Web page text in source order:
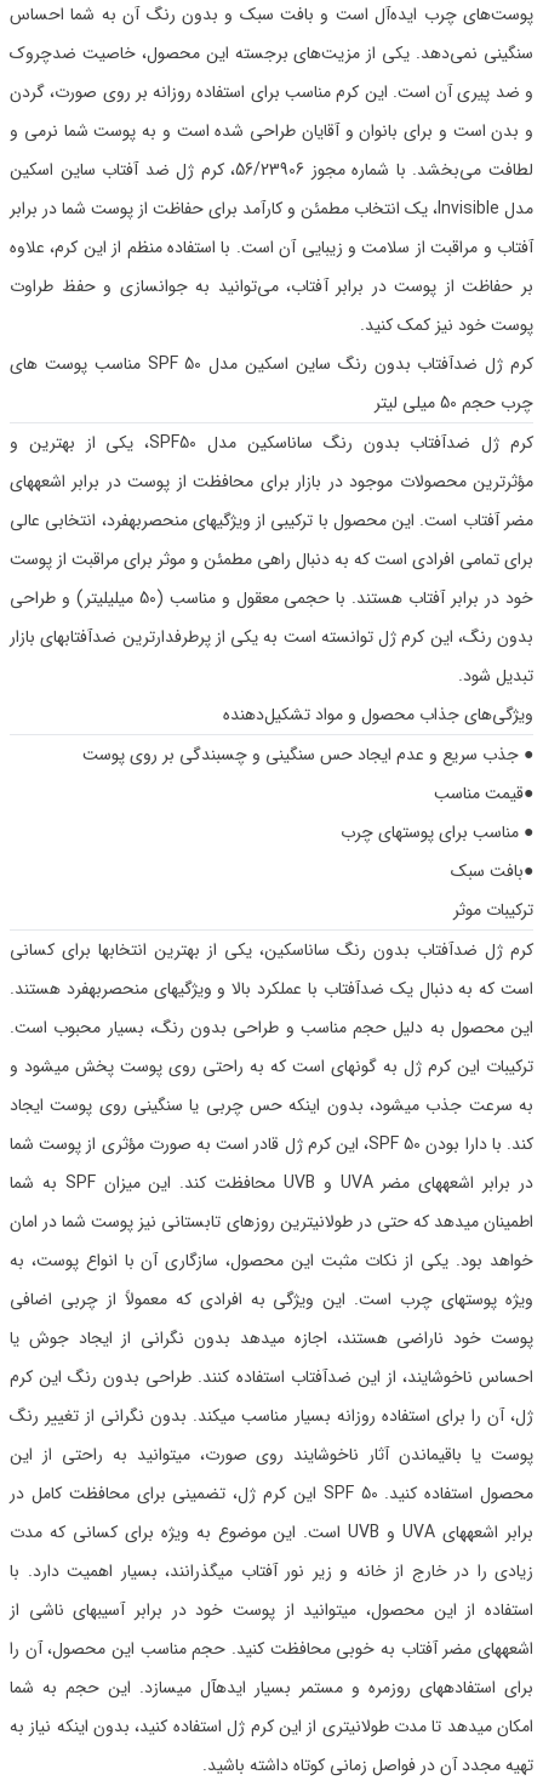
پوست‌های چرب ایده‌آل است و بافت سبک و بدون رنگ آن به شما احساس
سنگینی نمی‌دهد. یکی از مزیت‌های برجسته این محصول، خاصیت ضدچروک
و ضد پیری آن است. این کرم مناسب برای استفاده روزانه بر روی صورت، گردن
و بدن است و برای بانوان و آقایان طراحی شده است و به پوست شما نرمی و
لطافت می‌بخشد. با شماره مجوز 56/23906، کرم ژل ضد آفتاب ساین اسکین
مدل Invisible، یک انتخاب مطمئن و کارآمد برای حفاظت از پوست شما در برابر
آفتاب و مراقبت از سلامت و زیبایی آن است. با استفاده منظم از این کرم، علاوه
بر حفاظت از پوست در برابر آفتاب، می‌توانید به جوانسازی و حفظ طراوت
پوست خود نیز کمک کنید.
کرم ژل ضدآفتاب بدون رنگ ساین اسکین مدل SPF 50 مناسب پوست های
چرب حجم 50 میلی لیتر
کرم ژل ضدآفتاب بدون رنگ ساناسکین مدل SPF50، یکی از بهترین و
مؤثرترین محصولات موجود در بازار برای محافظت از پوست در برابر اشعههای
مضر آفتاب است. این محصول با ترکیبی از ویژگیهای منحصربهفرد، انتخابی عالی
برای تمامی افرادی است که به دنبال راهی مطمئن و موثر برای مراقبت از پوست
خود در برابر آفتاب هستند. با حجمی معقول و مناسب (50 میلیلیتر) و طراحی
بدون رنگ، این کرم ژل توانسته است به یکی از پرطرفدارترین ضدآفتابهای بازار
تبدیل شود.
ویژگی‌های جذاب محصول و مواد تشکیل‌دهنده
● جذب سریع و عدم ایجاد حس سنگینی و چسبندگی بر روی پوست
●قیمت مناسب
● مناسب برای پوستهای چرب
●بافت سبک
ترکیبات موثر
کرم ژل ضدآفتاب بدون رنگ ساناسکین، یکی از بهترین انتخابها برای کسانی
است که به دنبال یک ضدآفتاب با عملکرد بالا و ویژگیهای منحصربهفرد هستند.
این محصول به دلیل حجم مناسب و طراحی بدون رنگ، بسیار محبوب است.
ترکیبات این کرم ژل به گونهای است که به راحتی روی پوست پخش میشود و
به سرعت جذب میشود، بدون اینکه حس چربی یا سنگینی روی پوست ایجاد
کند. با دارا بودن SPF 50، این کرم ژل قادر است به صورت مؤثری از پوست شما
در برابر اشعههای مضر UVA و UVB محافظت کند. این میزان SPF به شما
اطمینان میدهد که حتی در طولانیترین روزهای تابستانی نیز پوست شما در امان
خواهد بود. یکی از نکات مثبت این محصول، سازگاری آن با انواع پوست، به
ویژه پوستهای چرب است. این ویژگی به افرادی که معمولاً از چربی اضافی
پوست خود ناراضی هستند، اجازه میدهد بدون نگرانی از ایجاد جوش یا
احساس ناخوشایند، از این ضدآفتاب استفاده کنند. طراحی بدون رنگ این کرم
ژل، آن را برای استفاده روزانه بسیار مناسب میکند. بدون نگرانی از تغییر رنگ
پوست یا باقیماندن آثار ناخوشایند روی صورت، میتوانید به راحتی از این
محصول استفاده کنید. SPF 50 این کرم ژل، تضمینی برای محافظت کامل در
برابر اشعههای UVA و UVB است. این موضوع به ویژه برای کسانی که مدت
زیادی را در خارج از خانه و زیر نور آفتاب میگذرانند، بسیار اهمیت دارد. با
استفاده از این محصول، میتوانید از پوست خود در برابر آسیبهای ناشی از
اشعههای مضر آفتاب به خوبی محافظت کنید. حجم مناسب این محصول، آن را
برای استفادههای روزمره و مستمر بسیار ایدهآل میسازد. این حجم به شما
امکان میدهد تا مدت طولانیتری از این کرم ژل استفاده کنید، بدون اینکه نیاز به
تهیه مجدد آن در فواصل زمانی کوتاه داشته باشید.